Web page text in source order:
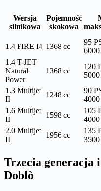
Wersja
silnikowa
Pojemność
skokowa
1.4 FIRE I4 1368 cc
95
1.4 T-JET
Natural
Power
1368 cc
120
1.3 Multijet
II
1248 cc
90
1.6 Multijet
II
1598 cc
105
2.0 Multijet
II
1956 cc
135
Trzecia generacja
Doblò